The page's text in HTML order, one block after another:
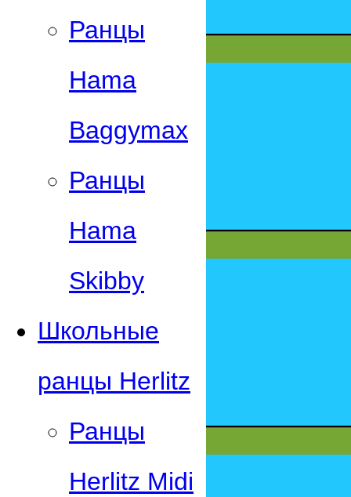
Ранцы
Hama
Baggymax
Ранцы
Hama
Skibby
Школьные
ранцы Herlitz
Ранцы
Herlitz Midi